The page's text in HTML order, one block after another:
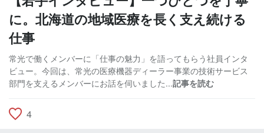
に。北海道の地域医療を長く支え続ける
仕事
常光で働くメンバーに「仕事の魅力」を語ってもらう社員インタ
ビュー。今回は、常光の医療機器ディーラー事業の技術サービス
部門を支えるメンバーにお話を伺いました...記事を読む
4